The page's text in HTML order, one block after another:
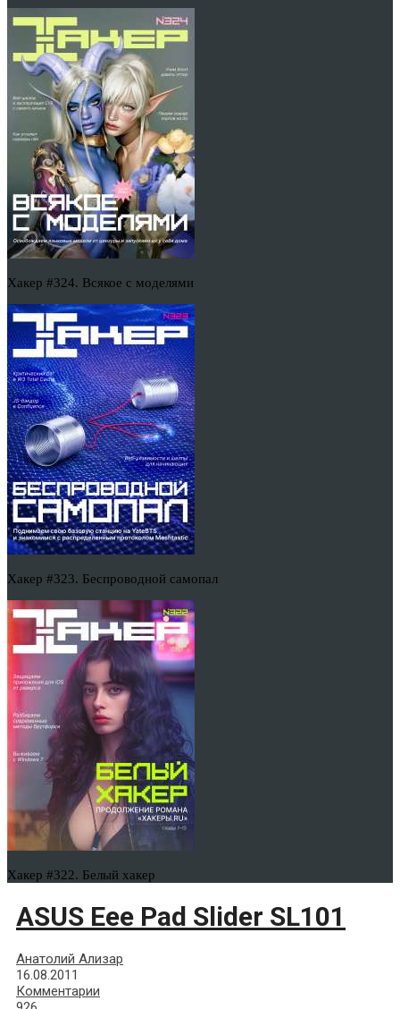
Хакер #324. Всякое с моделями
Хакер #323. Беспроводной самопал
Хакер #322. Белый хакер
ASUS Eee Pad Slider SL101
Анатолий Ализар
16.08.2011
Комментарии